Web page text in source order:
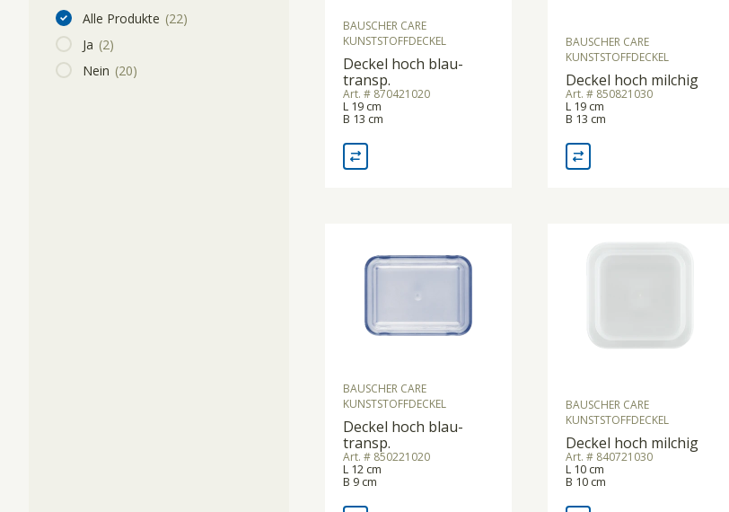
TOASTER
Alle Produkte (22)
Ja (2)
Nein (20)
BAUSCHER CARE
KUNSTSTOFFDECKEL
Deckel hoch blau-
transp.
Art. # 870421020
L 19 cm
B 13 cm
BAUSCHER CARE
KUNSTSTOFFDECKEL
Deckel hoch milchig
Art. # 850821030
L 19 cm
B 13 cm
BAUSCHER CARE
KUNSTSTOFFDECKEL
Deckel hoch blau-
transp.
Art. # 850221020
L 12 cm
B 9 cm
BAUSCHER CARE
KUNSTSTOFFDECKEL
Deckel hoch milchig
Art. # 840721030
L 10 cm
B 10 cm